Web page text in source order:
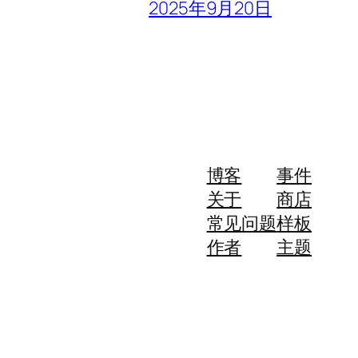
2025年9月20日
博客
关于
常见问题
作者
事件
商店
样板
主题